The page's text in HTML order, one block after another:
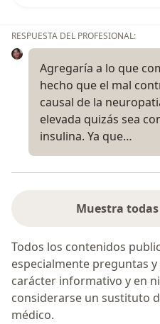
RESPUESTA DEL PROFESIONAL:
Agregaría a lo que
hecho que el mal
causal de la
elevada quizás sea
insulina. Ya que…
Muestra
Todos los contenidos
especialmente preguntas
carácter informativo y en
considerarse un sustituto
médico.